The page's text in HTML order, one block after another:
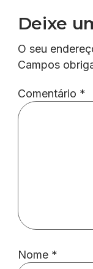
Deixe
O seu
Campos
Comentário *
Nome *